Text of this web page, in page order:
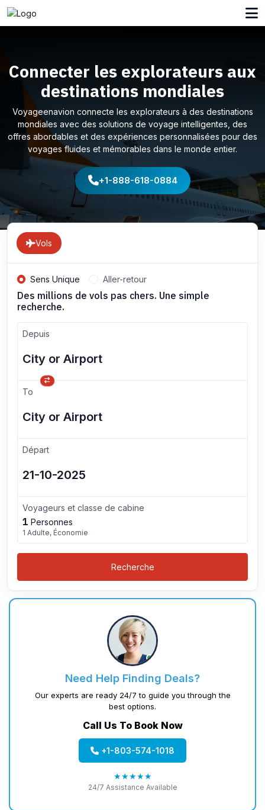
Connecter les explorateurs aux
destinations mondiales
Voyageenavion connecte les explorateurs à des destinations
mondiales avec des solutions de voyage intelligentes, des
offres abordables et des expériences personnalisées pour des
voyages fluides et mémorables dans le monde entier.
+1-888-618-0884
Vols
Sens Unique Aller-retour
Des millions de vols pas chers. Une simple
recherche.
Depuis
To
Départ
Voyageurs et classe de cabine
1 Personnes
1 Adulte, Économie
Recherche
Need Help Finding Deals?
Our experts are ready 24/7 to guide you through the
best options.
Call Us To Book Now
+1-803-574-1018
★★★★★
24/7 Assistance Available